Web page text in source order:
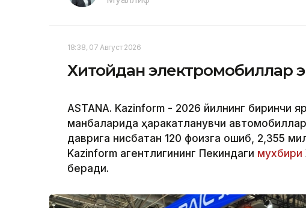
18:38, 07 Август 2026
Хитойдан электромобиллар
ASTANA. Kazinform - 2026 йилнинг биринчи
манбаларида ҳаракатланувчи
даврига нисбатан 120 фоизга ошиб, 2,355
Kazinform агентлигининг Пекиндаги мухбири
беради.